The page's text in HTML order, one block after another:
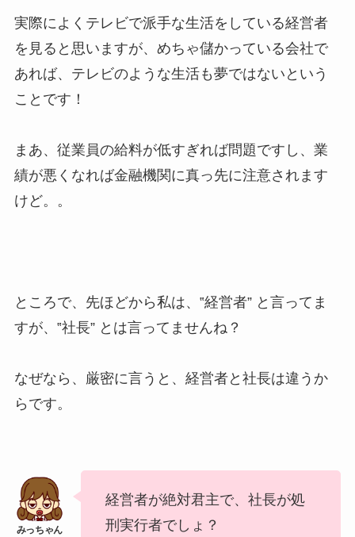
実際によくテレビで派手な生活をしている経営者
を見ると思いますが、めちゃ儲かっている会社で
あれば、テレビのような生活も夢ではないという
ことです！
まあ、従業員の給料が低すぎれば問題ですし、業
績が悪くなれば金融機関に真っ先に注意されます
けど。。
ところで、先ほどから私は、‟経営者” と言ってま
すが、‟社長” とは言ってませんね？
なぜなら、厳密に言うと、経営者と社長は違うか
らです。
経営者が絶対君主で、社長が処
刑実行者でしょ？